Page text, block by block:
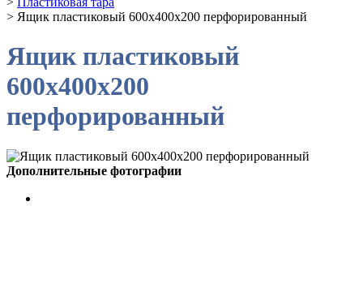
> Ящик пластиковый 600х400х200 перфорированный
Ящик пластиковый
600х400х200
перфорированный
Дополнительные фотографии